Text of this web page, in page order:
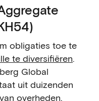
obligaties toe te
te diversifiëren.
Global
uit duizenden
overheden,